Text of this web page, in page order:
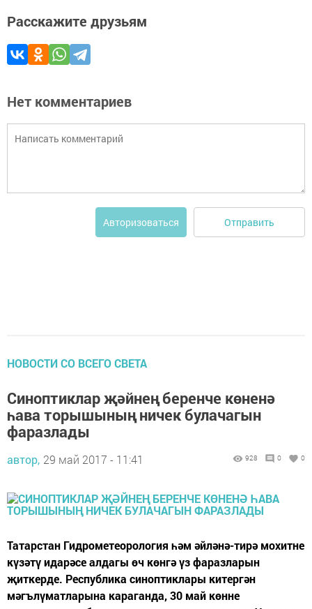
Расскажите друзьям
Нет комментариев
Авторизоваться Отправить
НОВОСТИ СО ВСЕГО СВЕТА
Синоптиклар җәйнең беренче көненә
һава торышының ничек булачагын
фаразлады
автор, 29 май 2017 - 11:41 928 0 0
Татарстан Гидрометеорология һәм әйләнә-тирә мохитне
күзәтү идарәсе алдагы өч көнгә үз фаразларын
җиткерде. Республика синоптиклары китергән
мәгълүматларына караганда, 30 май көнне